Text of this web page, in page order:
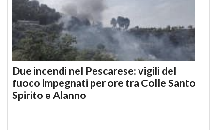
Due incendi nel Pescarese: vigili del
fuoco impegnati per ore tra Colle Santo
Spirito e Alanno